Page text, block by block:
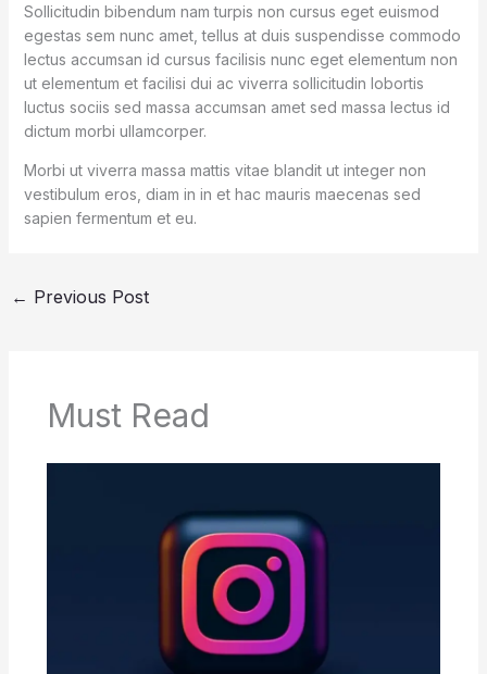
Sollicitudin bibendum nam turpis non cursus eget euismod
egestas sem nunc amet, tellus at duis suspendisse commodo
lectus accumsan id cursus facilisis nunc eget elementum non
ut elementum et facilisi dui ac viverra sollicitudin lobortis
luctus sociis sed massa accumsan amet sed massa lectus id
dictum morbi ullamcorper.
Morbi ut viverra massa mattis vitae blandit ut integer non
vestibulum eros, diam in in et hac mauris maecenas sed
sapien fermentum et eu.
← Previous Post
Must Read